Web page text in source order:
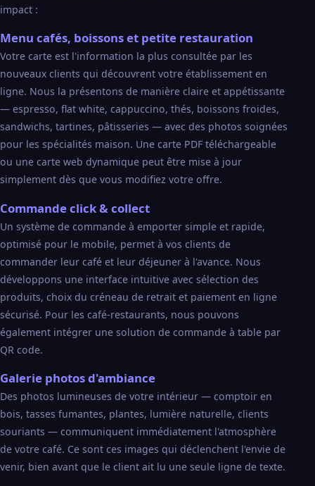
impact :
Menu cafés, boissons et petite restauration
Votre carte est l'information la plus consultée par les
nouveaux clients qui découvrent votre établissement en
ligne. Nous la présentons de manière claire et appétissante
— espresso, flat white, cappuccino, thés, boissons froides,
sandwichs, tartines, pâtisseries — avec des photos soignées
pour les spécialités maison. Une carte PDF téléchargeable
ou une carte web dynamique peut être mise à jour
simplement dès que vous modifiez votre offre.
Commande click & collect
Un système de commande à emporter simple et rapide,
optimisé pour le mobile, permet à vos clients de
commander leur café et leur déjeuner à l'avance. Nous
développons une interface intuitive avec sélection des
produits, choix du créneau de retrait et paiement en ligne
sécurisé. Pour les café-restaurants, nous pouvons
également intégrer une solution de commande à table par
QR code.
Galerie photos d'ambiance
Des photos lumineuses de votre intérieur — comptoir en
bois, tasses fumantes, plantes, lumière naturelle, clients
souriants — communiquent immédiatement l'atmosphère
de votre café. Ce sont ces images qui déclenchent l'envie de
venir, bien avant que le client ait lu une seule ligne de texte.